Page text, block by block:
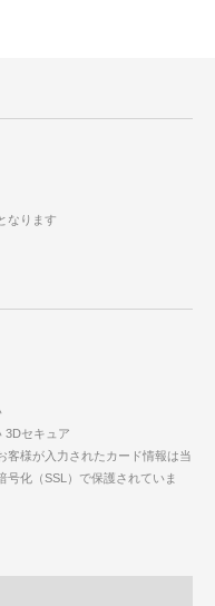
なります
客様が入力されたカード情報は当
号化（SSL）で保護されていま